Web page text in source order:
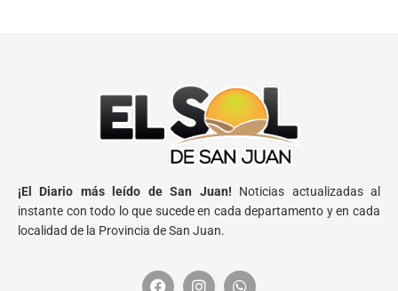
¡El Diario más leído de San Juan! Noticias actualizadas al
instante con todo lo que sucede en cada departamento y en cada
localidad de la Provincia de San Juan.